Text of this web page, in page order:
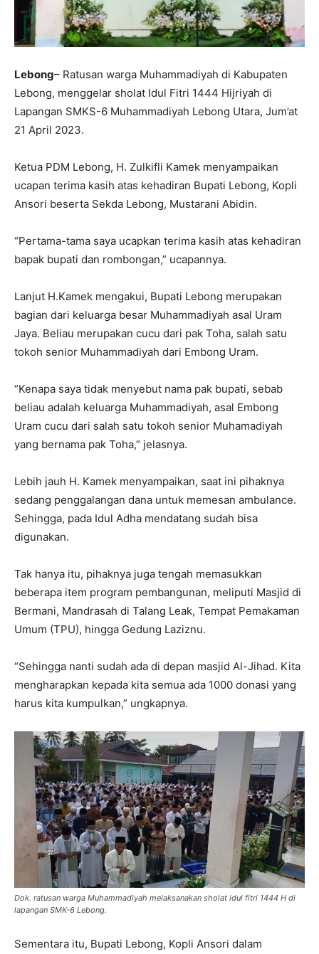
Lebong– Ratusan warga Muhammadiyah di Kabupaten
Lebong, menggelar sholat Idul Fitri 1444 Hijriyah di
Lapangan SMKS-6 Muhammadiyah Lebong Utara, Jum’at
21 April 2023.
Ketua PDM Lebong, H. Zulkifli Kamek menyampaikan
ucapan terima kasih atas kehadiran Bupati Lebong, Kopli
Ansori beserta Sekda Lebong, Mustarani Abidin.
“Pertama-tama saya ucapkan terima kasih atas kehadiran
bapak bupati dan rombongan,” ucapannya.
Lanjut H.Kamek mengakui, Bupati Lebong merupakan
bagian dari keluarga besar Muhammadiyah asal Uram
Jaya. Beliau merupakan cucu dari pak Toha, salah satu
tokoh senior Muhammadiyah dari Embong Uram.
“Kenapa saya tidak menyebut nama pak bupati, sebab
beliau adalah keluarga Muhammadiyah, asal Embong
Uram cucu dari salah satu tokoh senior Muhamadiyah
yang bernama pak Toha,” jelasnya.
Lebih jauh H. Kamek menyampaikan, saat ini pihaknya
sedang penggalangan dana untuk memesan ambulance.
Sehingga, pada Idul Adha mendatang sudah bisa
digunakan.
Tak hanya itu, pihaknya juga tengah memasukkan
beberapa item program pembangunan, meliputi Masjid di
Bermani, Mandrasah di Talang Leak, Tempat Pemakaman
Umum (TPU), hingga Gedung Laziznu.
“Sehingga nanti sudah ada di depan masjid Al-Jihad. Kita
mengharapkan kepada kita semua ada 1000 donasi yang
harus kita kumpulkan,” ungkapnya.
Dok. ratusan warga Muhammadiyah melaksanakan sholat idul fitri 1444 H di
lapangan SMK-6 Lebong.
Sementara itu, Bupati Lebong, Kopli Ansori dalam